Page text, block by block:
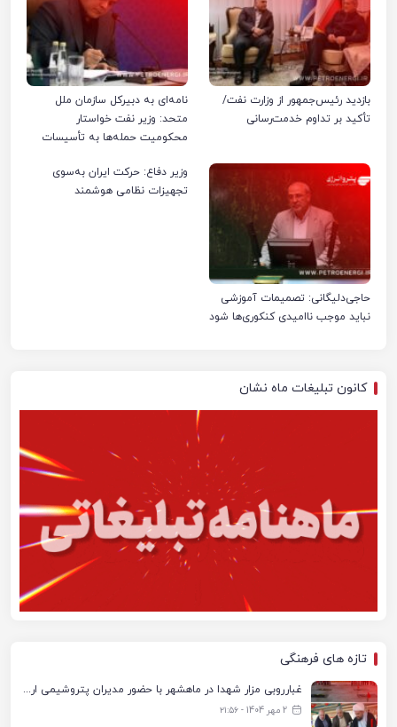
بازدید رئیس‌جمهور از وزارت نفت/
تأکید بر تداوم خدمت‌رسانی
نامه‌ای به دبیرکل سازمان ملل
متحد: وزیر نفت خواستار
محکومیت حمله‌ها به تأسیسات
حاجی‌دلیگانی: تصمیمات آموزشی
نباید موجب ناامیدی کنکوری‌ها شود
وزیر دفاع: حرکت ایران به‌سوی
تجهیزات نظامی هوشمند
کانون تبلیغات ماه نشان
تازه های فرهنگی
غبارروبی مزار شهدا در ماهشهر با حضور مدیران پتروشیمی اروند و مسئولان شهری
2 مهر 1404 - ۲۱:۵۶